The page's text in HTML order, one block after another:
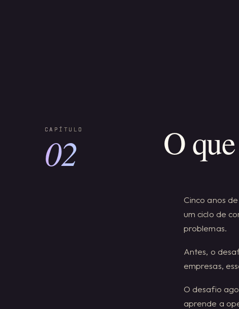
02 O
Cinco anos
um ciclo de
problemas.
Antes, o
empresas,
O desafio
aprende a